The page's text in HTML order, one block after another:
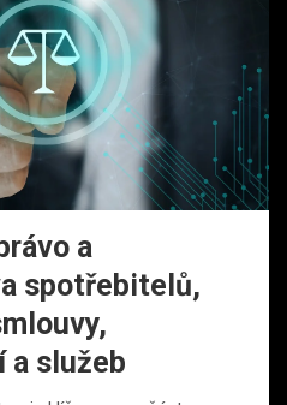
a
spotřebitelů,
a služeb